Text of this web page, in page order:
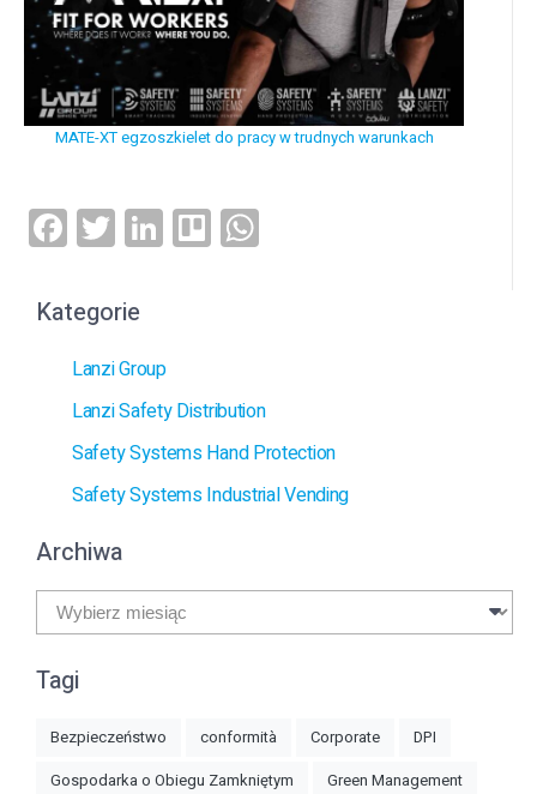
MATE-XT egzoszkielet do pracy w trudnych warunkach
Facebook
Twitter
LinkedIn
Trello
Kategorie
Lanzi Group
Lanzi Safety Distribution
Safety Systems Hand Protection
Safety Systems Industrial Vending
Archiwa
Archiwa
Tagi
Bezpieczeństwo conformità Corporate
DPI
Gospodarka o Obiegu Zamkniętym
Green Management